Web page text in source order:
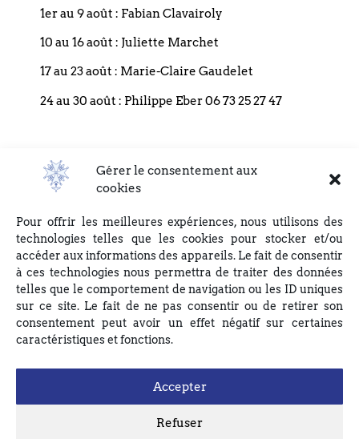
Gérer le consentement aux
cookies
Pour offrir les meilleures expériences, nous utilisons des
technologies telles que les cookies pour stocker et/ou
accéder aux informations des appareils. Le fait de consentir
à ces technologies nous permettra de traiter des données
telles que le comportement de navigation ou les ID uniques
sur ce site. Le fait de ne pas consentir ou de retirer son
consentement peut avoir un effet négatif sur certaines
caractéristiques et fonctions.
Accepter
Refuser
Les informations recueillies sur nos formulaires sont
Réformée du Bouclier, et sont nécessaires afin de traiter vos
demandes. Ces demandes sont uniquement destinées à la bonne
Conformément à la loi informatique et libertés, vous pouvez
DU BOUCLIER, 4 rue du Bouclier, 67000 STRASBOURG ou en
écrivant à eglise(at)lebouclier.fr
Je m'abonne
1er au 9 août : Fabian Clavairoly
10 au 16 août : Juliette Marchet
17 au 23 août : Marie-Claire Gaudelet
24 au 30 août : Philippe Eber 06 73 25 27 47
Consulter les éditos précédents